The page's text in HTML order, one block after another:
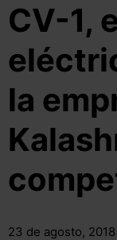
CV-1,
la
23 de agosto, 2018